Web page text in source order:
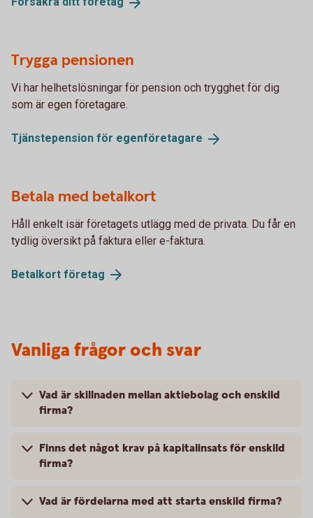
Trygga pensionen
Vi har helhetslösningar för pension och trygghet för dig
som är egen företagare.
Tjänstepension för egenföretagare
Betala med betalkort
Håll enkelt isär företagets utlägg med de privata. Du får en
tydlig översikt på faktura eller e-faktura.
Betalkort företag
Vanliga frågor och svar
Vad är skillnaden mellan aktiebolag och enskild
firma?
Finns det något krav på kapitalinsats för enskild
firma?
Vad är fördelarna med att starta enskild firma?